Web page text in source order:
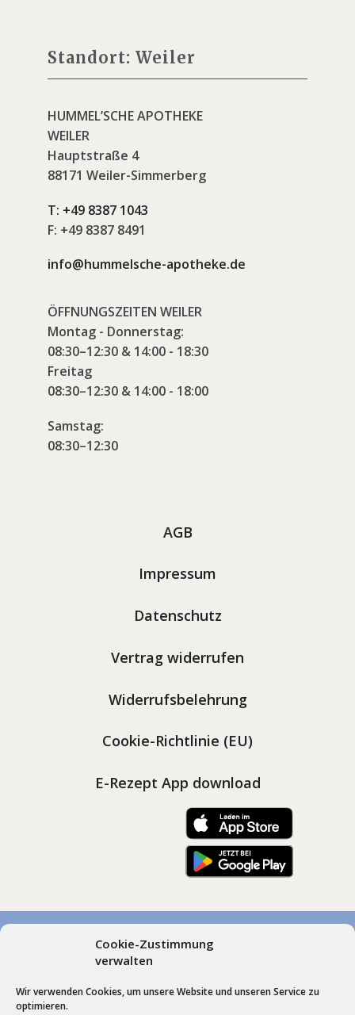
Cookie-Zustimmung
verwalten
Wir verwenden Cookies, um unsere Website und unseren Service zu
optimieren.
Standort: Weiler
HUMMEL’SCHE APOTHEKE
WEILER
Hauptstraße 4
88171 Weiler-Simmerberg
T: +49 8387 1043
F: +49 8387 8491
info@hummelsche-apotheke.de
ÖFFNUNGSZEITEN WEILER
Montag - Donnerstag:
08:30–12:30 & 14:00 - 18:30
Freitag
08:30–12:30 & 14:00 - 18:00
Samstag:
08:30–12:30
AGB
Impressum
Datenschutz
Vertrag widerrufen
Widerrufsbelehrung
Cookie-Richtlinie (EU)
E-Rezept App download
© Marienapotheken Heimenkirch und Scheidegg, Dr.
Webdesign bySchrift + Bild GmbHLindenberg im